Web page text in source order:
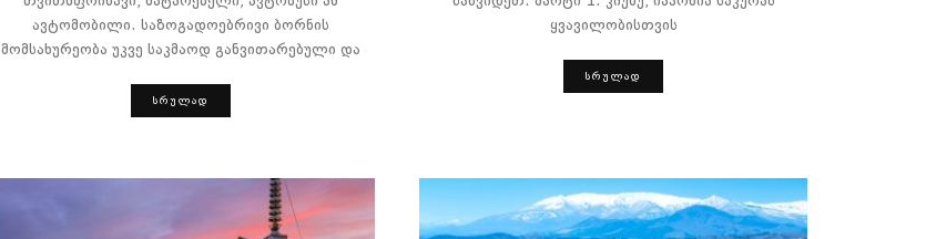
ავტომობილი. საზოგადოებრივი ბორნის
მომსახურეობა უკვე საკმაოდ განვითარებული და
ᲡᲠᲣᲚᲐᲓ
ყვავილობისთვის
ᲡᲠᲣᲚᲐᲓ